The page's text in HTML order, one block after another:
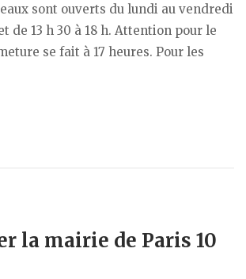
sont ouverts du lundi au vendredi
de 13 h 30 à 18 h. Attention pour le
se fait à 17 heures. Pour les
la mairie de Paris 10